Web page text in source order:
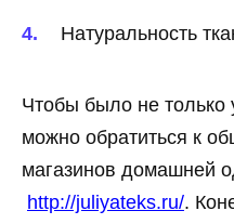
Натуральность
Чтобы было не только
можно обратиться к
магазинов домашней
http://juliyateks.ru/.